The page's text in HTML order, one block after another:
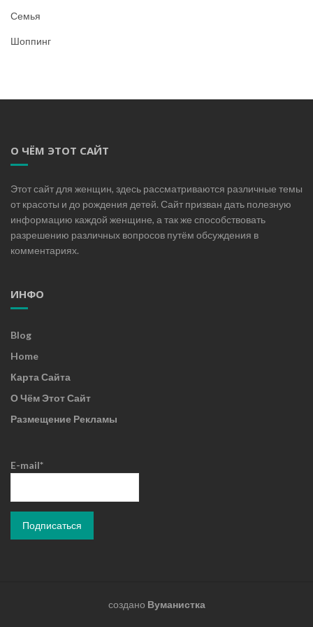
Семья
Шоппинг
О ЧЁМ ЭТОТ САЙТ
Этот сайт для женщин, здесь рассматриваются различные темы
от красоты и до рождения детей. Сайт призван дать полезную
информацию каждой женщине, а так же способствовать
разрешению различных вопросов путём обсуждения в
комментариях.
ИНФО
Blog
Home
Карта Сайта
О Чём Этот Сайт
Размещение Рекламы
E-mail*
создано Вуманистка